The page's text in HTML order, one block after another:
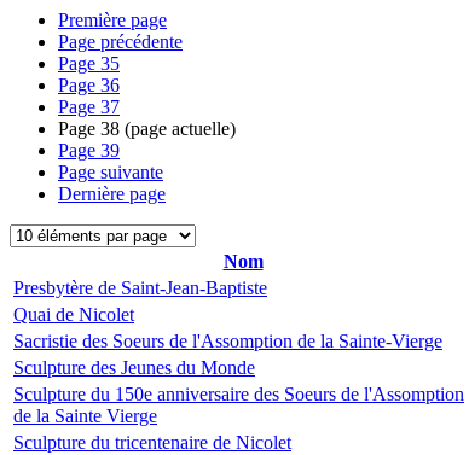
Première page
Page précédente
Page 35
Page 36
Page 37
Page 38 (page actuelle)
Page 39
Page suivante
Dernière page
Nom
Presbytère de Saint-Jean-Baptiste
Quai de Nicolet
Sacristie des Soeurs de l'Assomption de la Sainte-Vierge
Sculpture des Jeunes du Monde
Sculpture du 150e anniversaire des Soeurs de l'Assomption
de la Sainte Vierge
Sculpture du tricentenaire de Nicolet